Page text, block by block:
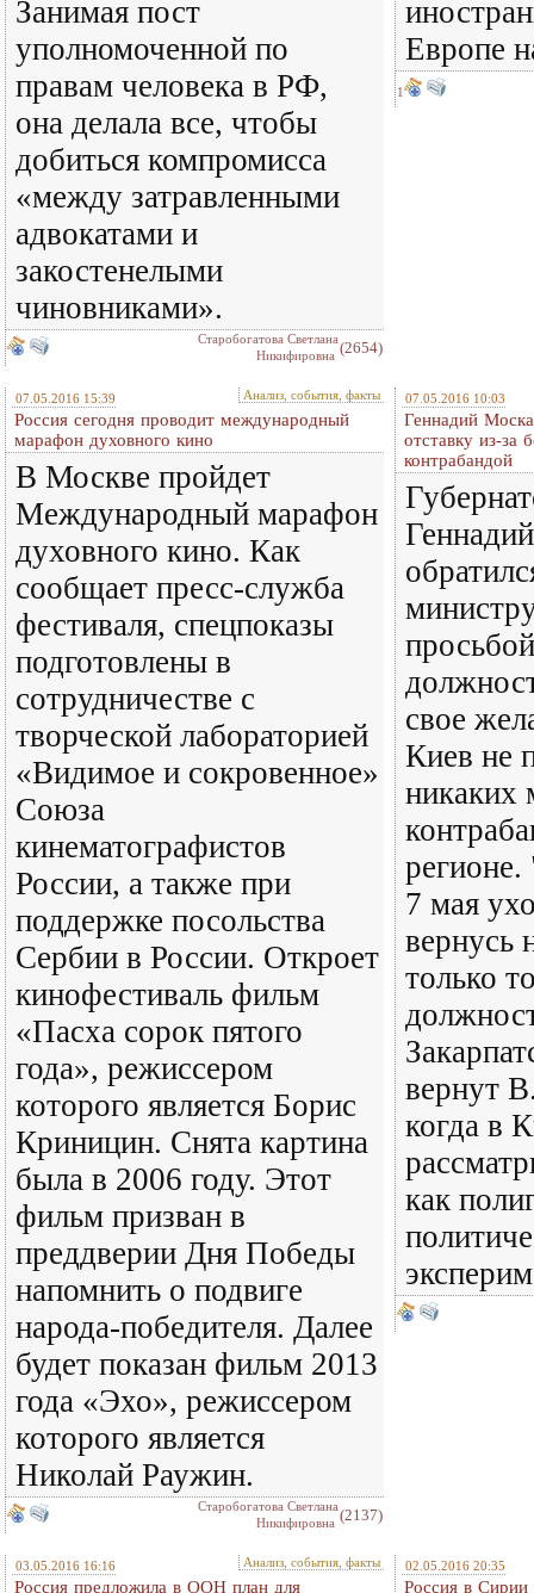
Занимая пост
уполномоченной по
правам человека в РФ,
она делала все, чтобы
добиться компромисса
«между затравленными
адвокатами и
закостенелыми
чиновниками».
Старобогатова Светлана
Никифировна (2654)
Европе
1
07.05.2016 15:39 Анализ, события, факты
Россия сегодня проводит международный
марафон духовного кино
В Москве пройдет
Международный марафон
духовного кино. Как
сообщает пресс-служба
фестиваля, спецпоказы
подготовлены в
сотрудничестве с
творческой лабораторией
«Видимое и сокровенное»
Союза
кинематографистов
России, а также при
поддержке посольства
Сербии в России. Откроет
кинофестиваль фильм
«Пасха сорок пятого
года», режиссером
которого является Борис
Криницин. Снята картина
была в 2006 году. Этот
фильм призван в
преддверии Дня Победы
напомнить о подвиге
народа-победителя. Далее
будет показан фильм 2013
года «Эхо», режиссером
которого является
Николай Раужин.
Старобогатова Светлана
Никифировна (2137)
07.05.2016 10:03
Геннадий
отставку из-за
контрабандой
свое
Киев не
никаких
7 мая
вернусь
только
вернут
когда в
как
03.05.2016 16:16 Анализ, события, факты
Россия предложила в ООН план для
02.05.2016 20:35
Россия в